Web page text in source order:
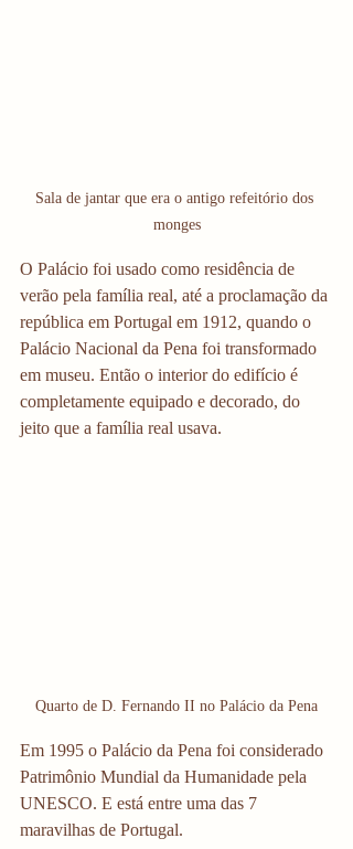
Sala de jantar que era o antigo refeitório dos
monges
O Palácio foi usado como residência de
verão pela família real, até a proclamação da
república em Portugal em 1912, quando o
Palácio Nacional da Pena foi transformado
em museu. Então o interior do edifício é
completamente equipado e decorado, do
jeito que a família real usava.
Quarto de D. Fernando II no Palácio da Pena
Em 1995 o Palácio da Pena foi considerado
Patrimônio Mundial da Humanidade pela
UNESCO. E está entre uma das 7
maravilhas de Portugal.